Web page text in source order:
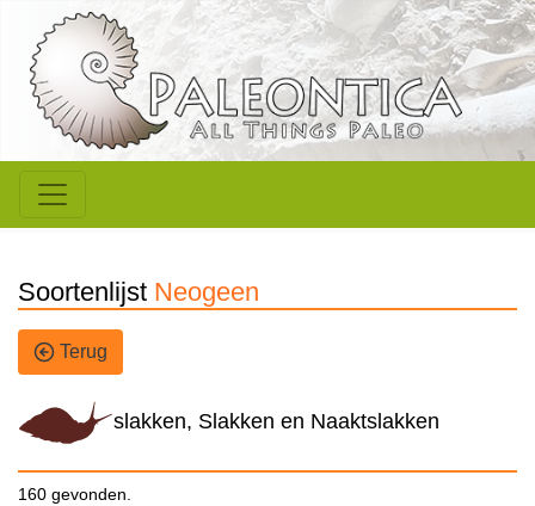
Soortenlijst Neogeen
Terug
slakken, Slakken en Naaktslakken
160 gevonden.